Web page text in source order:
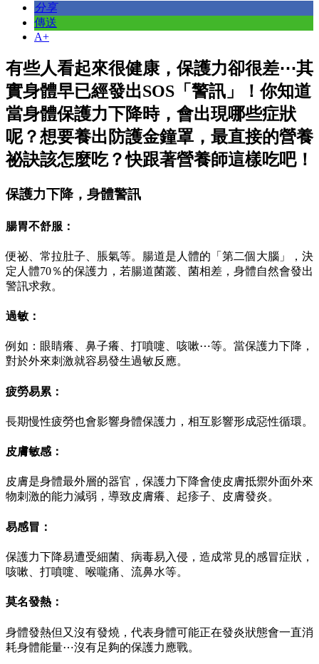
分享
傳送
A+
有些人看起來很健康，保護力卻很差⋯其
實身體早已經發出SOS「警訊」！你知道
當身體保護力下降時，會出現哪些症狀
呢？想要養出防護金鐘罩，最直接的營養
祕訣該怎麼吃？快跟著營養師這樣吃吧！
保護力下降，身體警訊
腸胃不舒服：
便祕、常拉肚子、脹氣等。腸道是人體的「第二個大腦」，決
定人體70％的保護力，若腸道菌叢、菌相差，身體自然會發出
警訊求救。
過敏：
例如：眼睛癢、鼻子癢、打噴嚏、咳嗽⋯等。當保護力下降，
對於外來刺激就容易發生過敏反應。
疲勞易累：
長期慢性疲勞也會影響身體保護力，相互影響形成惡性循環。
皮膚敏感：
皮膚是身體最外層的器官，保護力下降會使皮膚抵禦外面外來
物刺激的能力減弱，導致皮膚癢、起疹子、皮膚發炎。
易感冒：
保護力下降易遭受細菌、病毒易入侵，造成常見的感冒症狀，
咳嗽、打噴嚏、喉嚨痛、流鼻水等。
莫名發熱：
身體發熱但又沒有發燒，代表身體可能正在發炎狀態會一直消
耗身體能量⋯沒有足夠的保護力應戰。